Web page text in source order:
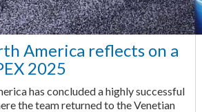
America reflects on a
2025
has concluded a highly successful
the team returned to the Venetian